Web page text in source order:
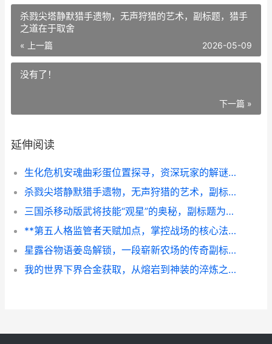
杀戮尖塔静默猎手遗物，无声狩猎的艺术，副标题，猎手
之道在于取舍
« 上一篇 2026-05-09
没有了！
下一篇 »
延伸阅读
生化危机安魂曲彩蛋位置探寻，资深玩家的解谜之旅，副标题为浣熊市阴影下的秘密回声
杀戮尖塔静默猎手遗物，无声狩猎的艺术，副标题，猎手之道在于取舍
三国杀移动版武将技能“观星”的奥秘，副标题为洞悉天命与掌控战局的艺术
**第五人格监管者天赋加点，掌控战场的核心法则，副标题，追击与控场的艺术抉择**
星露谷物语姜岛解锁，一段崭新农场的传奇副标题，老玩家的终极冒险指南
我的世界下界合金获取，从熔岩到神装的淬炼之旅，副标题，一段属于勇者的锻造史诗